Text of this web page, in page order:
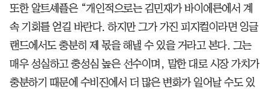
또한 알트셰플은 “개인적으로는 김민재가 바이에른에서 계
속 기회를 얻길 바란다. 하지만 그가 가진 피지컬이라면 잉글
랜드에서도 충분히 제 몫을 해낼 수 있을 거라고 본다. 그는
매우 성실하고 충성심 높은 선수이며, 말한 대로 시장 가치가
충분하기 때문에 수비진에서 더 많은 변화가 일어날 수도 있